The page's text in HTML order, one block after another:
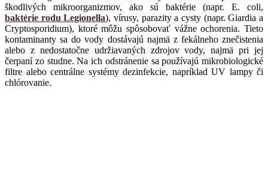
škodlivých mikroorganizmov, ako sú baktérie (napr. E. coli,
baktérie rodu Legionella), vírusy, parazity a cysty (napr. Giardia a
Cryptosporidium), ktoré môžu spôsobovať vážne ochorenia. Tieto
kontaminanty sa do vody dostávajú najmä z fekálneho znečistenia
alebo z nedostatočne udržiavaných zdrojov vody, najmä pri jej
čerpaní zo studne. Na ich odstránenie sa používajú mikrobiologické
filtre alebo centrálne systémy dezinfekcie, napríklad UV lampy či
chlórovanie.